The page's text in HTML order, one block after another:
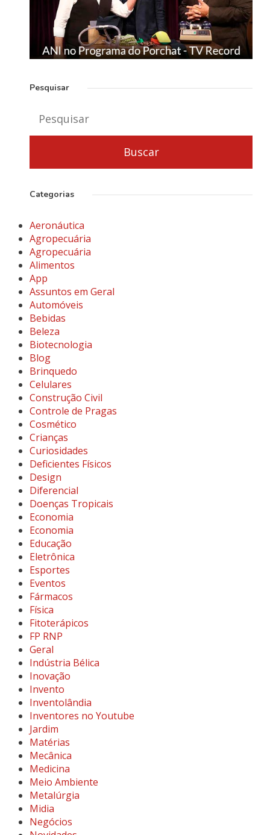
Pesquisar
Categorias
Aeronáutica
Agropecuária
Agropecuária
Alimentos
App
Assuntos em Geral
Automóveis
Bebidas
Beleza
Biotecnologia
Blog
Brinquedo
Celulares
Construção Civil
Controle de Pragas
Cosmético
Crianças
Curiosidades
Deficientes Físicos
Design
Diferencial
Doenças Tropicais
Economia
Economia
Educação
Eletrônica
Esportes
Eventos
Fármacos
Física
Fitoterápicos
FP RNP
Geral
Indústria Bélica
Inovação
Invento
Inventolândia
Inventores no Youtube
Jardim
Matérias
Mecânica
Medicina
Meio Ambiente
Metalúrgia
Midia
Negócios